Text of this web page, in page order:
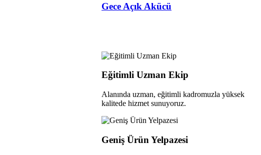
Gece Açık Akücü
Eğitimli Uzman Ekip
Alanında uzman, eğitimli kadromuzla yüksek
kalitede hizmet sunuyoruz.
Geniş Ürün Yelpazesi